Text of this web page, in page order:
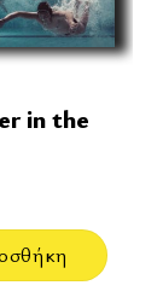
in the